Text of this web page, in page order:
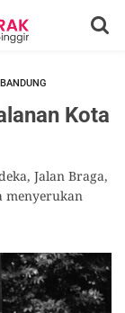
Kota
Jalan Braga,
menyerukan